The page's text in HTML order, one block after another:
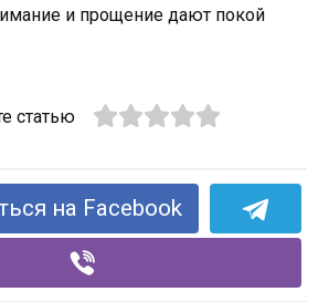
и прощение дают покой
статью
на Facebook